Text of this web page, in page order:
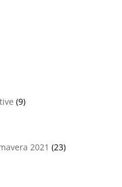
(9)
2021 (23)